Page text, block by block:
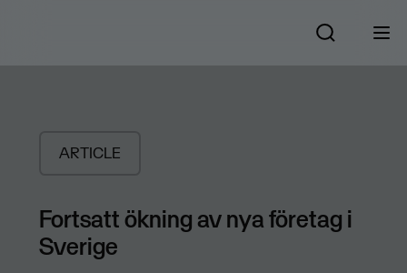
ARTICLE
​Fortsatt ökning av nya företag i
Sverige